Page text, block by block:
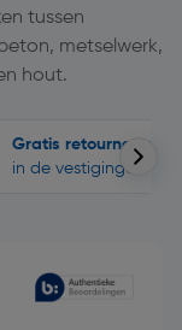
tussen
metselwerk,
hout.
Gratis retourneren
in de vestigingen